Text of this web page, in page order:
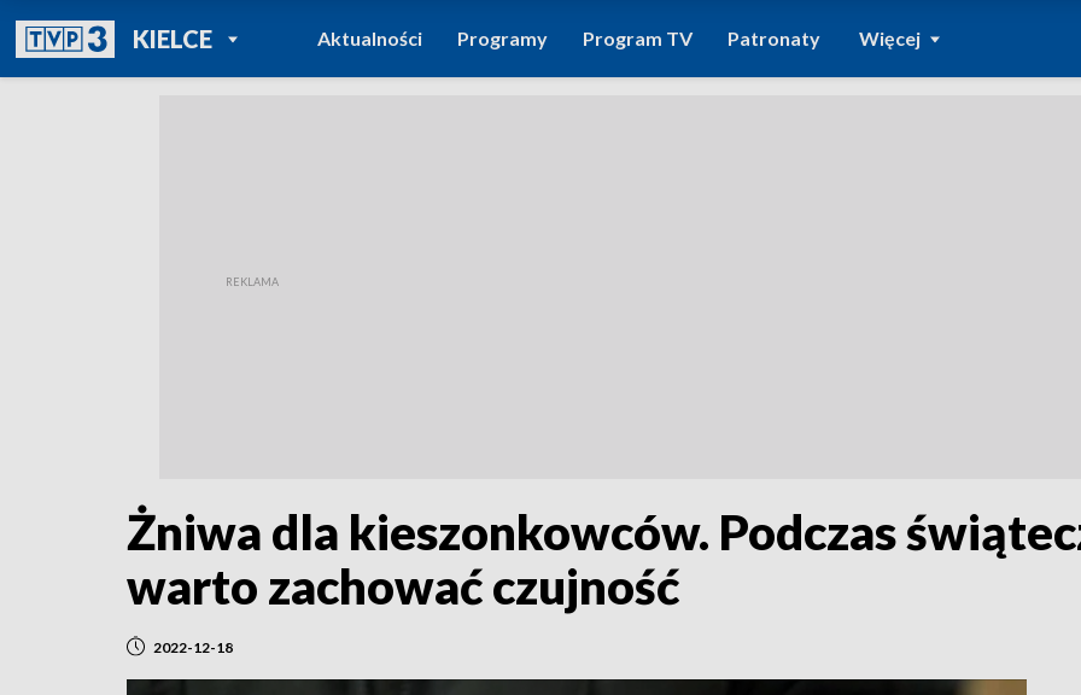
KIELCEPOWRÓT DO
TVP REGIONY
Aktualności Programy Program TV Patronaty Więcej
Żniwa dla kieszonkowców. Podczas
warto zachować czujność
2022-12-18